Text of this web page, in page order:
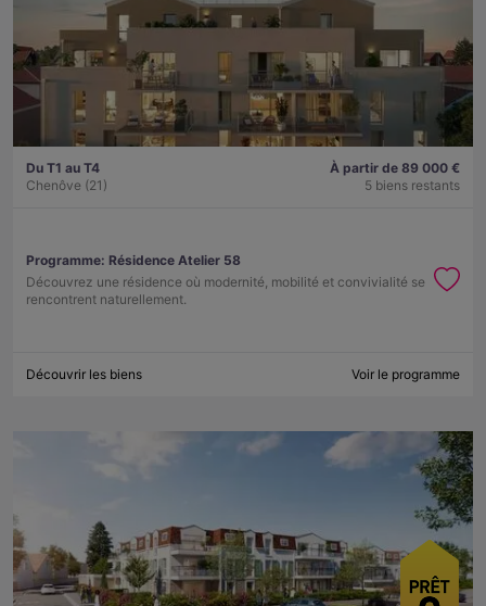
Du T1 au T4
Chenôve (21)
À partir de 89 000 €
5 biens restants
Programme: Résidence Atelier 58
Découvrez une résidence où modernité, mobilité et convivialité se
rencontrent naturellement.
Découvrir les biens Voir le programme